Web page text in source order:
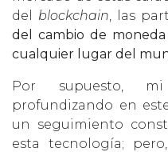
del blockchain, las
del cambio de
cualquier lugar del
Por supuesto,
profundizando en
un seguimiento
esta tecnología;